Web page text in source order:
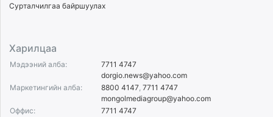
Сурталчилгаа байршуулах
Харилцаа
Мэдээний алба:
7711 4747
dorgio.news@yahoo.com
Маркетингийн алба:
8800 4147 7711 4747
mongolmediagroup@yahoo.com
Оффис:
7711 4747